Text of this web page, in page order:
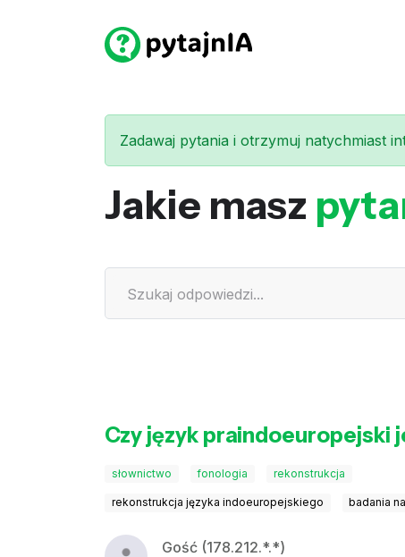
Zadawaj pytania i otrzymuj natychmiast
Jakie masz
Czy język praindoeuropejski
słownictwo fonologia rekonstrukcja
rekonstrukcja języka indoeuropejskiego badania
Gość (178.212.*.*)